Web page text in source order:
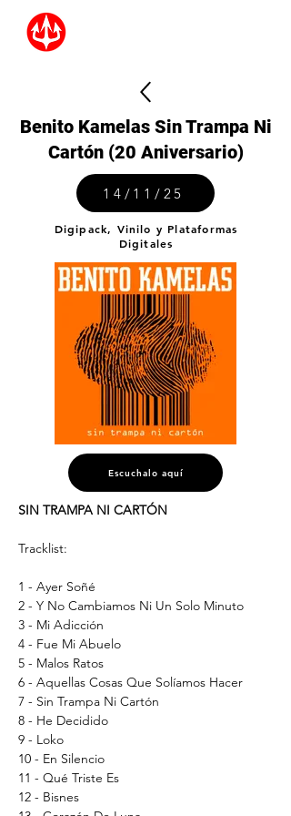
Benito Kamelas Sin Trampa Ni
Cartón (20 Aniversario)
14/11/25
Digipack, Vinilo y Plataformas
Digitales
Escuchalo aquí
SIN TRAMPA NI CARTÓN
Tracklist:
1 - Ayer Soñé
2 - Y No Cambiamos Ni Un Solo Minuto
3 - Mi Adicción
4 - Fue Mi Abuelo
5 - Malos Ratos
6 - Aquellas Cosas Que Solíamos Hacer
7 - Sin Trampa Ni Cartón
8 - He Decidido
9 - Loko
10 - En Silencio
11 - Qué Triste Es
12 - Bisnes